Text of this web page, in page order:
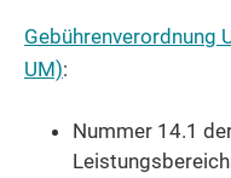
Gebührenverordnung
UM):
Nummer 14.1